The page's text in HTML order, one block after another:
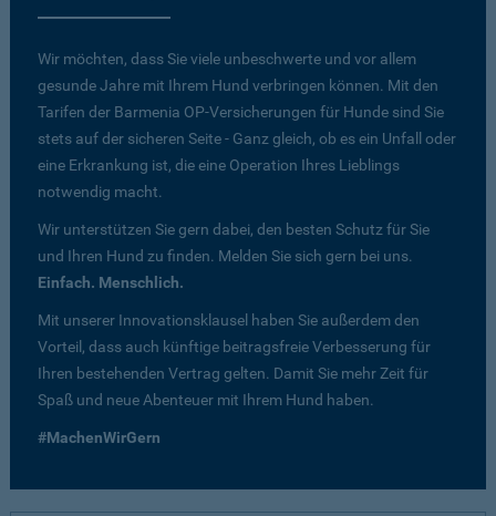
Wir möchten, dass Sie viele unbeschwerte und vor allem
gesunde Jahre mit Ihrem Hund verbringen können. Mit den
Tarifen der Barmenia OP-Versicherungen für Hunde sind Sie
stets auf der sicheren Seite - Ganz gleich, ob es ein Unfall oder
eine Erkrankung ist, die eine Operation Ihres Lieblings
notwendig macht.
Wir unterstützen Sie gern dabei, den besten Schutz für Sie
und Ihren Hund zu finden. Melden Sie sich gern bei uns.
Einfach. Menschlich.
Mit unserer Innovationsklausel haben Sie außerdem den
Vorteil, dass auch künftige beitragsfreie Verbesserung für
Ihren bestehenden Vertrag gelten. Damit Sie mehr Zeit für
Spaß und neue Abenteuer mit Ihrem Hund haben.
#MachenWirGern